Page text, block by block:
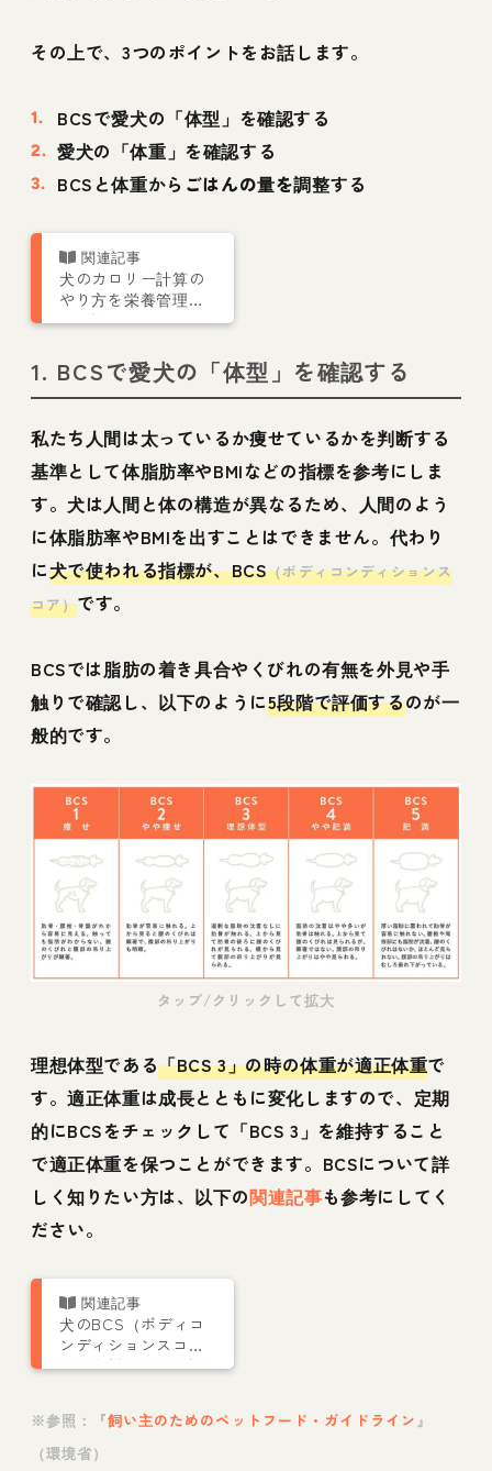
その上で、3つのポイントをお話します。
BCSで愛犬の 「体型」 を確認する
愛犬の 「体重」 を確認する
BCSと体重から ごはんの量を調整する
犬のカロリー計算の
やり方を栄養管理士
が解説
1. BCSで愛犬の「体型」を確認する
私たち人間は太っているか痩せているかを判断する
基準として体脂肪率やBMIなどの指標を参考にしま
す。犬は人間と体の構造が異なるため、人間のよう
に体脂肪率やBMIを出すことはできません。代わり
に犬で使われる指標が、BCS（ボディコンディションス
コア）です。
BCSでは脂肪の着き具合やくびれの有無を外見や手
触りで確認し、以下のように5段階で評価するのが一
般的です。
タップ/クリックして拡大
理想体型である「BCS 3」の時の体重が適正体重で
す。適正体重は成長とともに変化しますので、定期
的にBCSをチェックして「BCS 3」を維持すること
で適正体重を保つことができます。BCSについて詳
しく知りたい方は、以下の関連記事も参考にしてく
ださい。
犬のBCS（ボディコ
ンディションスコ
ア）を獣医師が解説
※参照：『飼い主のためのペットフード・ガイドライン』
（環境省）